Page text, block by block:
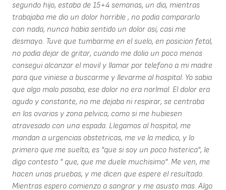
segundo hijo, estaba de 15+4 semanas, un dia, mientras
trabajaba me dio un dolor horrible , no podia compararlo
con nada, nunca habia sentido un dolor asi, casi me
desmayo. Tuve que tumbarme en el suelo, en posicion fetal,
no podia dejar de gritar, cuando me dolio un poco menos
consegui alcanzar el movil y llamar por telefono a mi madre
para que viniese a buscarme y llevarme al hospital. Yo sabia
que algo malo pasaba, ese dolor no era norlmal. El dolor era
agudo y constante, no me dejaba ni respirar, se centraba
en los ovarios y zona pelvica, como si me hubiesen
atravesado con una espada. Llegamos al hospital, me
mandan a urgencias obstetricas, me ve la medico, y lo
primero que me suelta, es "que si soy un poco histerica", le
digo contesto " que, que me duele muchisimo". Me ven, me
hacen unas pruebas, y me dicen que espere el resultado.
Mientras espero comienzo a sangrar y me asusto mas. Algo